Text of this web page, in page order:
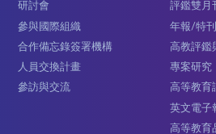
研討會
參與國際組織
合作備忘錄簽署機構
人員交換計畫
參訪與交流
評鑑雙月
年報/特刊
高教評鑑
專案研究
高等教育
英文電子
高等教育